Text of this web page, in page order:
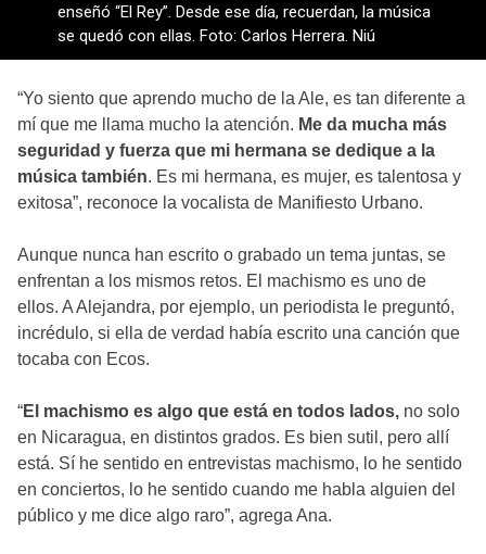
enseñó “El Rey”. Desde ese día, recuerdan, la música
se quedó con ellas. Foto: Carlos Herrera. Niú
“Yo siento que aprendo mucho de la Ale, es tan diferente a
mí que me llama mucho la atención. Me da mucha más
seguridad y fuerza que mi hermana se dedique a la
música también. Es mi hermana, es mujer, es talentosa y
exitosa”, reconoce la vocalista de Manifiesto Urbano.
Aunque nunca han escrito o grabado un tema juntas, se
enfrentan a los mismos retos. El machismo es uno de
ellos. A Alejandra, por ejemplo, un periodista le preguntó,
incrédulo, si ella de verdad había escrito una canción que
tocaba con Ecos.
“El machismo es algo que está en todos lados, no solo
en Nicaragua, en distintos grados. Es bien sutil, pero allí
está. Sí he sentido en entrevistas machismo, lo he sentido
en conciertos, lo he sentido cuando me habla alguien del
público y me dice algo raro”, agrega Ana.